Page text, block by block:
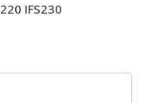
IFS230